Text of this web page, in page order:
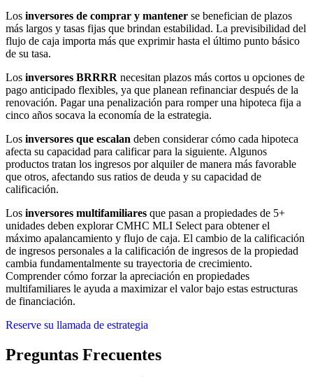
Los inversores de comprar y mantener se benefician de plazos
más largos y tasas fijas que brindan estabilidad. La previsibilidad del
flujo de caja importa más que exprimir hasta el último punto básico
de su tasa.
Los inversores BRRRR necesitan plazos más cortos u opciones de
pago anticipado flexibles, ya que planean refinanciar después de la
renovación. Pagar una penalización para romper una hipoteca fija a
cinco años socava la economía de la estrategia.
Los inversores que escalan deben considerar cómo cada hipoteca
afecta su capacidad para calificar para la siguiente. Algunos
productos tratan los ingresos por alquiler de manera más favorable
que otros, afectando sus ratios de deuda y su capacidad de
calificación.
Los inversores multifamiliares que pasan a propiedades de 5+
unidades deben explorar CMHC MLI Select para obtener el
máximo apalancamiento y flujo de caja. El cambio de la calificación
de ingresos personales a la calificación de ingresos de la propiedad
cambia fundamentalmente su trayectoria de crecimiento.
Comprender cómo forzar la apreciación en propiedades
multifamiliares le ayuda a maximizar el valor bajo estas estructuras
de financiación.
Reserve su llamada de estrategia
Preguntas Frecuentes